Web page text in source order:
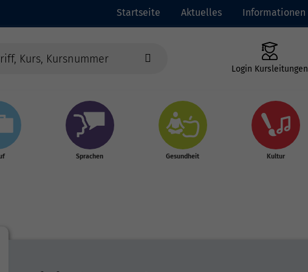
Startseite Aktuelles Informationen
Login Kursleitungen
Sprachen Gesundheit Kultur